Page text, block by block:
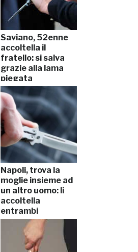
Saviano, 52enne
accoltella il
fratello: si salva
grazie alla lama
piegata
Napoli, trova la
moglie insieme ad
un altro uomo: li
accoltella
entrambi